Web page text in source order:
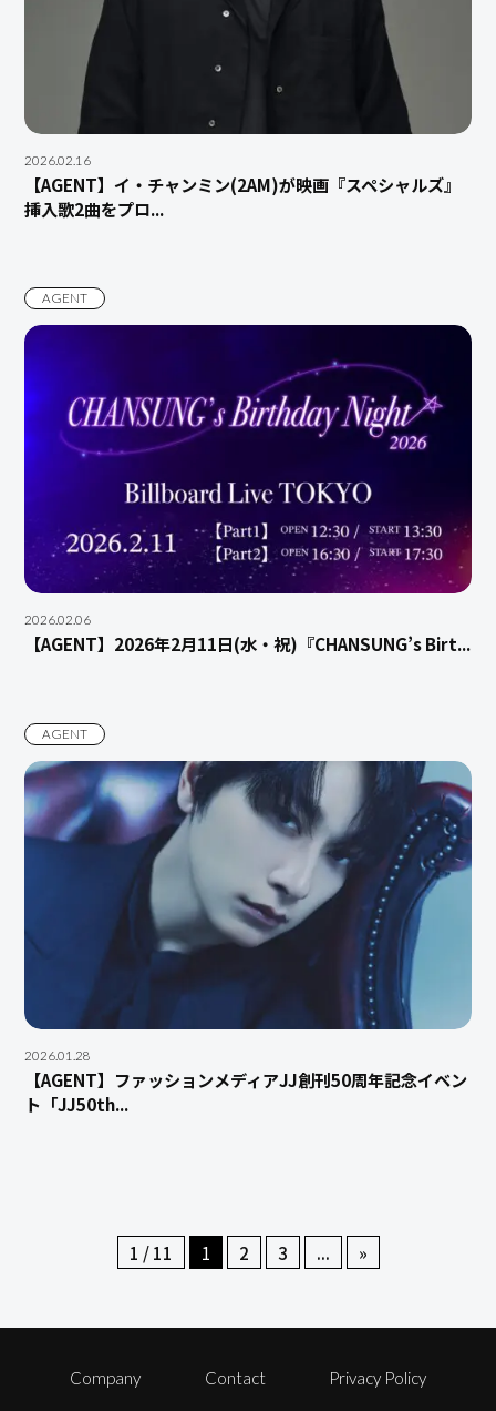
2026.02.16
【AGENT】イ・チャンミン(2AM)が映画『スペシャルズ』
挿入歌2曲をプロ...
AGENT
2026.02.06
【AGENT】2026年2月11日(水・祝)『CHANSUNG’s Birt...
AGENT
2026.01.28
【AGENT】ファッションメディアJJ創刊50周年記念イベン
ト「JJ50th...
1 / 11 1 2 3 ... »
Company Contact Privacy Policy